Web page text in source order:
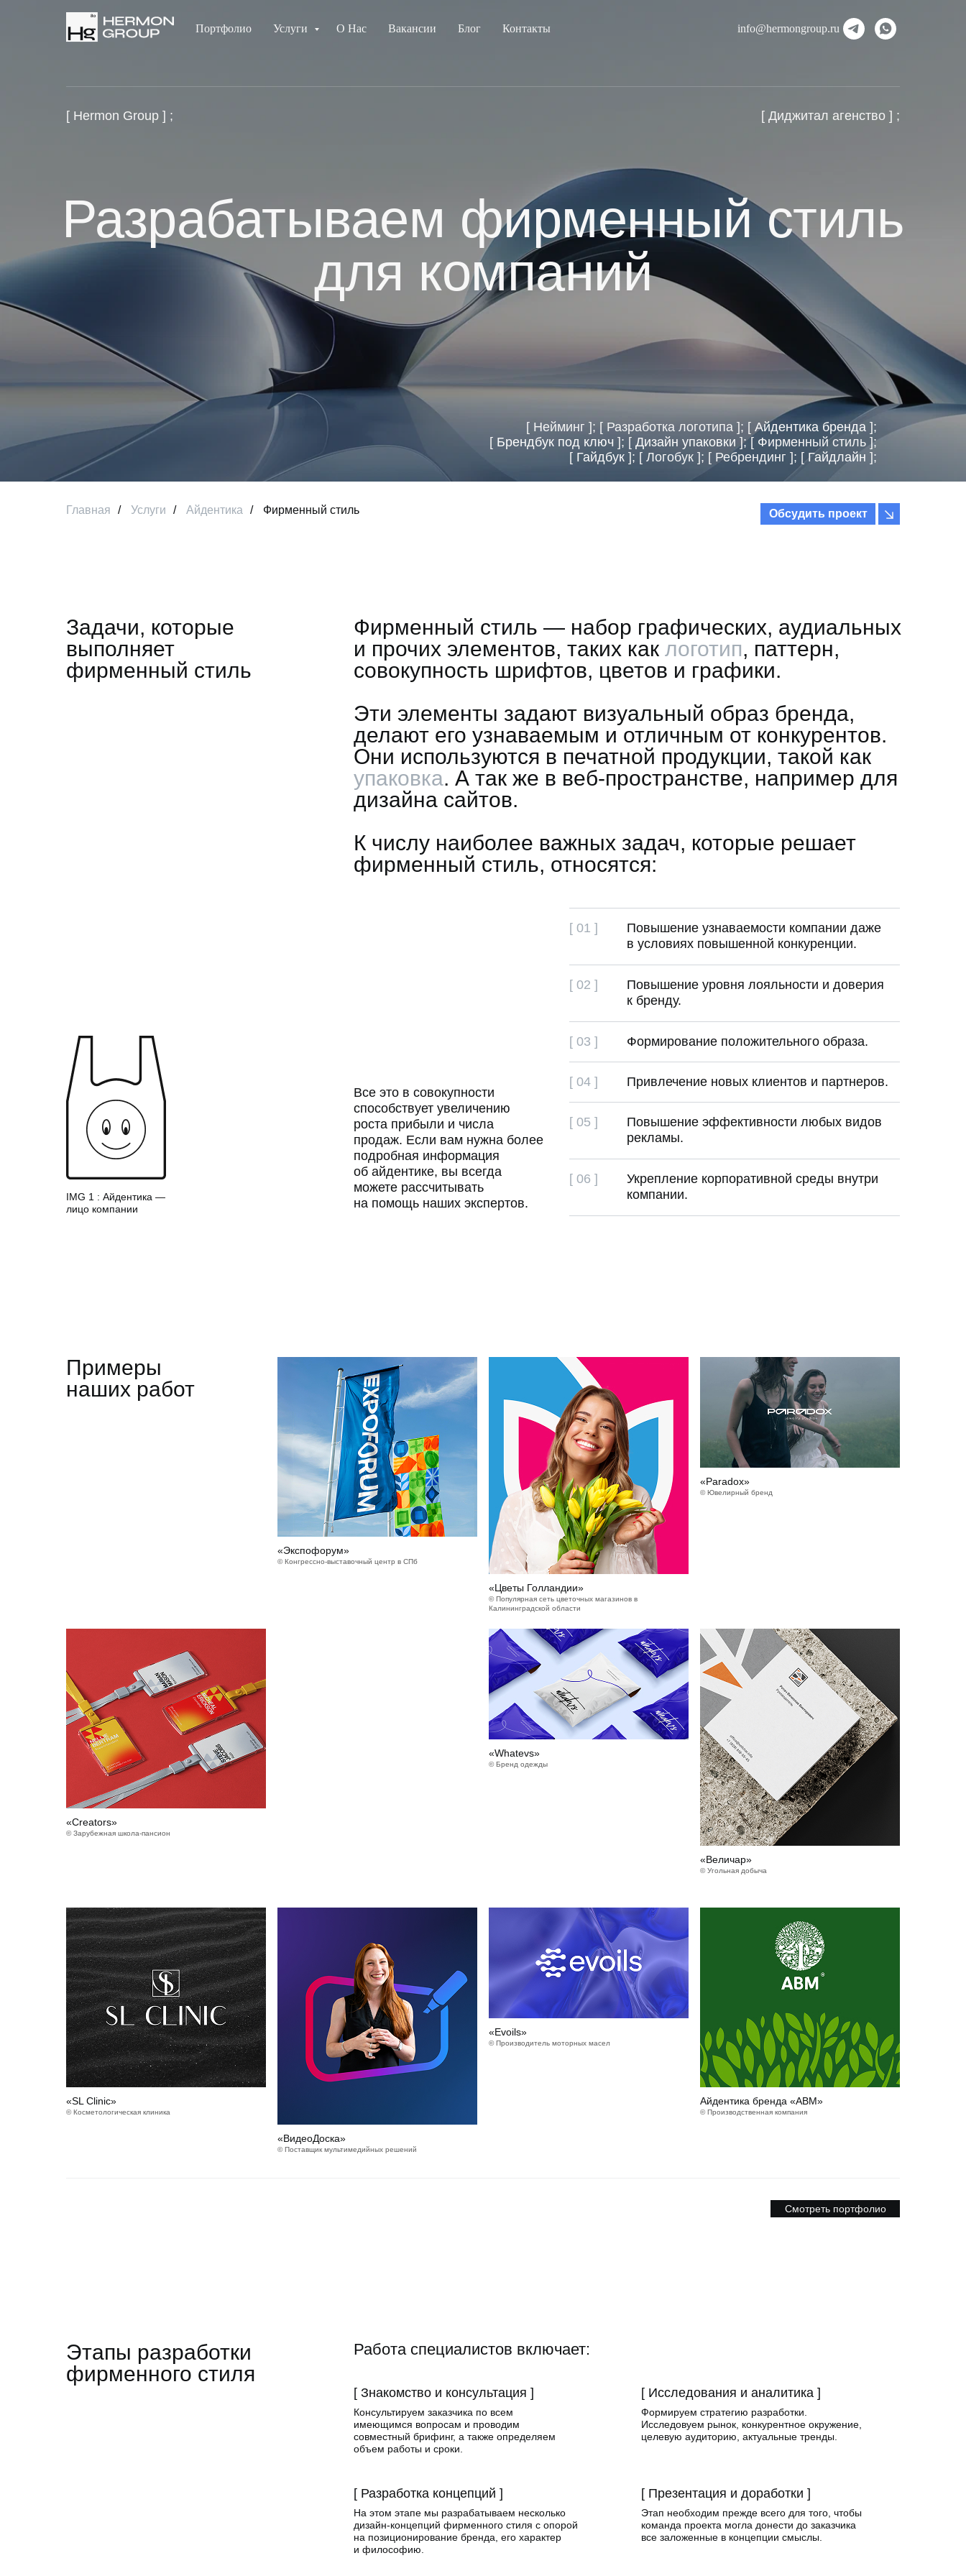
Портфолио Услуги О Нас Вакансии Блог Контакты info@hermongroup.ru
[ Hermon Group ] ; [ Диджитал агенство ] ;
Разрабатываем фирменный стиль
для компаний
[ Нейминг ]; [ Разработка логотипа ]; [ Айдентика бренда ];
[ Брендбук под ключ ]; [ Дизайн упаковки ]; [ Фирменный стиль ];
[ Гайдбук ]; [ Логобук ]; [ Ребрендинг ]; [Гайдлайн ];
Обсудить проект
Главная / Услуги / Айдентика / Фирменный стиль
Фирменный стиль — набор графических, аудиальных
и прочих элементов, таких как логотип, паттерн,
совокупность шрифтов, цветов и графики.
Эти элементы задают визуальный образ бренда,
делают его узнаваемым и отличным от конкурентов.
Они используются в печатной продукции, такой как
упаковка. А так же в веб-пространстве, например для
дизайна сайтов.
К числу наиболее важных задач, которые решает
фирменный стиль, относятся:
Задачи, которые
выполняет
фирменный стиль
IMG 1 : Айдентика —
лицо компании
Все это в совокупности
способствует увеличению
роста прибыли и числа
продаж. Если вам нужна более
подробная информация
об айдентике, вы всегда
можете рассчитывать
на помощь наших экспертов.
Повышение узнаваемости компании даже
в условиях повышенной конкуренции.
[ 01 ]
Повышение уровня лояльности и доверия
к бренду.
[ 02 ]
Формирование положительного образа.
[ 03 ]
Привлечение новых клиентов и партнеров.
[ 04 ]
Повышение эффективности любых видов
рекламы.
[ 05 ]
Укрепление корпоративной среды внутри
компании.
[ 06 ]
Примеры
наших работ
«Экспофорум»
© Конгрессно-выставочный центр в СПб
«Цветы Голландии»
© Популярная сеть цветочных магазинов в
Калининградской области
«Paradox»
© Ювелирный бренд
«Величар»
© Угольная добыча
«Whatevs»
© Бренд одежды
«Creators»
© Зарубежная школа-пансион
«SL Clinic»
© Косметологическая клиника
«ВидеоДоска»
© Поставщик мультимедийных решений
«Evoils»
© Производитель моторных масел
Айдентика бренда «АВМ»
© Производственная компания
Смотреть портфолио
Консультируем заказчика по всем
имеющимся вопросам и проводим
совместный брифинг, а также определяем
объем работы и сроки.
[ Знакомство и консультация ] [ Исследования и аналитика ]
Формируем стратегию разработки.
Исследовуем рынок, конкурентное окружение,
целевую аудиторию, актуальные тренды.
Этап необходим прежде всего для того, чтобы
команда проекта могла донести до заказчика
все заложенные в концепции смыслы.
[ Презентация и доработки ]
[ Разработка концепций ]
На этом этапе мы разрабатываем несколько
дизайн-концепций фирменного стиля с опорой
на позиционирование бренда, его характер
и философию.
Работа специалистов включает:
Этапы разработки
фирменного стиля